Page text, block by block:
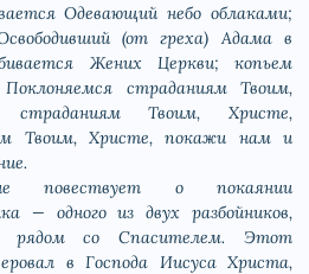
Одевающий небо облаками;
(от греха) Адама в
Жених Церкви; копьем
страданиям Твоим,
страданиям Твоим, Христе,
Твоим, Христе, покажи нам и
повествует о покаянии
— одного из двух разбойников,
рядом со Спасителем. Этот
в Господа Иисуса Христа,